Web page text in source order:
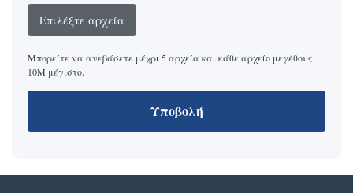
Επιλέξτε αρχεία
Μπορείτε να ανεβάσετε μέχρι 5 αρχεία και κάθε αρχείο μεγέθους
10M μέγιστο.
Υποβολή